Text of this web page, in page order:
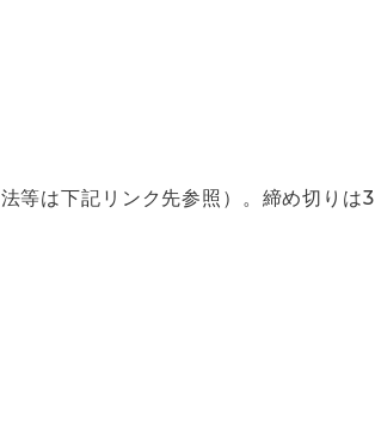
等は下記リンク先参照）。締め切りは3